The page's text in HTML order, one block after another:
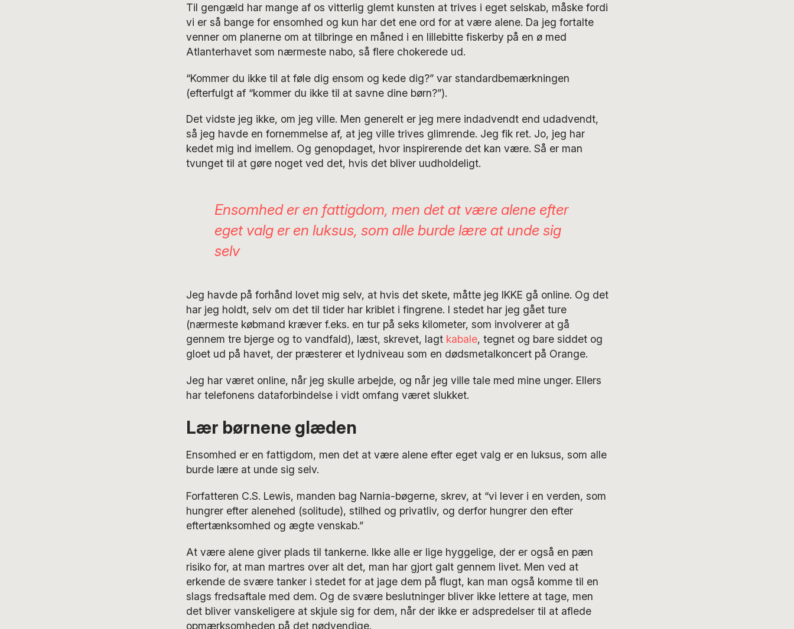
Til gengæld har mange af os vitterlig glemt kunsten at trives i eget selskab, måske fordi
vi er så bange for ensomhed og kun har det ene ord for at være alene. Da jeg fortalte
venner om planerne om at tilbringe en måned i en lillebitte fiskerby på en ø med
Atlanterhavet som nærmeste nabo, så flere chokerede ud.
“Kommer du ikke til at føle dig ensom og kede dig?” var standardbemærkningen
(efterfulgt af “kommer du ikke til at savne dine børn?”).
Det vidste jeg ikke, om jeg ville. Men generelt er jeg mere indadvendt end udadvendt,
så jeg havde en fornemmelse af, at jeg ville trives glimrende. Jeg fik ret. Jo, jeg har
kedet mig ind imellem. Og genopdaget, hvor inspirerende det kan være. Så er man
tvunget til at gøre noget ved det, hvis det bliver uudholdeligt.
Ensomhed er en fattigdom, men det at være alene efter
eget valg er en luksus, som alle burde lære at unde sig
selv
Jeg havde på forhånd lovet mig selv, at hvis det skete, måtte jeg IKKE gå online. Og det
har jeg holdt, selv om det til tider har kriblet i fingrene. I stedet har jeg gået ture
(nærmeste købmand kræver f.eks. en tur på seks kilometer, som involverer at gå
gennem tre bjerge og to vandfald), læst, skrevet, lagt kabale, tegnet og bare siddet og
gloet ud på havet, der præsterer et lydniveau som en dødsmetalkoncert på Orange.
Jeg har været online, når jeg skulle arbejde, og når jeg ville tale med mine unger. Ellers
har telefonens dataforbindelse i vidt omfang været slukket.
Lær børnene glæden
Ensomhed er en fattigdom, men det at være alene efter eget valg er en luksus, som alle
burde lære at unde sig selv.
Forfatteren C.S. Lewis, manden bag Narnia-bøgerne, skrev, at “vi lever i en verden, som
hungrer efter alenehed (solitude), stilhed og privatliv, og derfor hungrer den efter
eftertænksomhed og ægte venskab.”
At være alene giver plads til tankerne. Ikke alle er lige hyggelige, der er også en pæn
risiko for, at man martres over alt det, man har gjort galt gennem livet. Men ved at
erkende de svære tanker i stedet for at jage dem på flugt, kan man også komme til en
slags fredsaftale med dem. Og de svære beslutninger bliver ikke lettere at tage, men
det bliver vanskeligere at skjule sig for dem, når der ikke er adspredelser til at aflede
opmærksomheden på det nødvendige.